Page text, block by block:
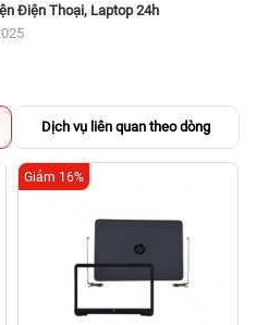
Điện Thoại, Laptop 24h
Dịch vụ liên quan theo dòng
Giảm 16%